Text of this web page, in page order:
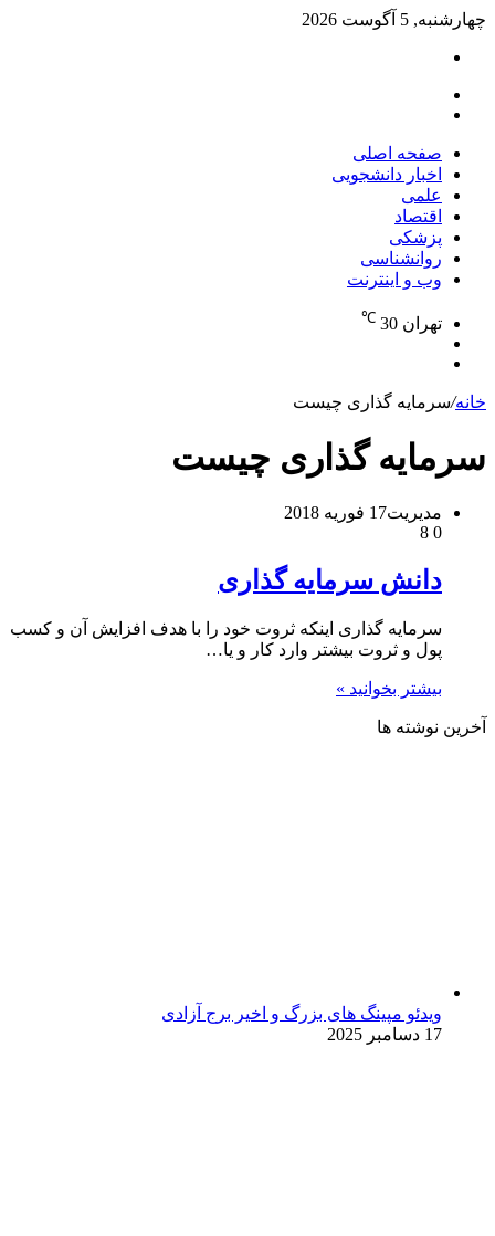
چهارشنبه, 5 آگوست 2026
صفحه اصلی
اخبار دانشجویی
علمی
اقتصاد
پزشکی
روانشناسی
وب و اینترنت
تهران 30
℃
خانه/سرمایه گذاری چیست
سرمایه گذاری چیست
مدیریت17 فوریه 2018
0
دانش سرمایه گذاری
سرمایه گذاری اینکه ثروت خود را با هدف افزایش آن و کسب
پول و ثروت بیشتر وارد کار و یا…
بیشتر بخوانید »
آخرین نوشته ها
ویدئو مپینگ های بزرگ و اخیر برج آزادی
17 دسامبر 2025